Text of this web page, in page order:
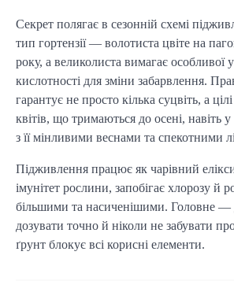
Секрет полягає в сезонній схемі
тип гортензії — волотиста цвіте на
року, а великолиста вимагає особливої
кислотності для зміни забарвлення.
гарантує не просто кілька суцвіть, а
квітів, що тримаються до осені, навіть
з її мінливими веснами та спекотними
Підживлення працює як чарівний
імунітет рослини, запобігає хлорозу й
більшими та насиченішими. Головне —
дозувати точно й ніколи не забувати
ґрунт блокує всі корисні елементи.